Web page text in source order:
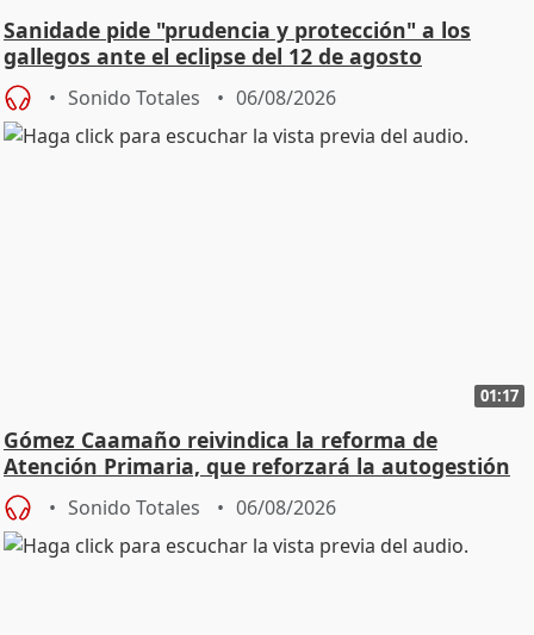
Sanidade pide "prudencia y protección" a los
gallegos ante el eclipse del 12 de agosto
Sonido Totales 06/08/2026
01:17
Gómez Caamaño reivindica la reforma de
Atención Primaria, que reforzará la autogestión
Sonido Totales 06/08/2026